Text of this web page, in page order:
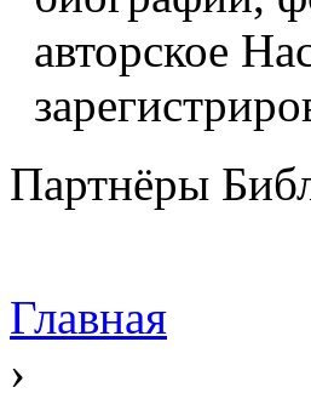
авторское
Партнёры
Главная
›